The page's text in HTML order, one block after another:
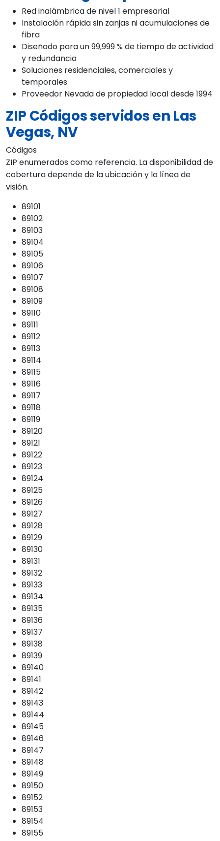
Red inalámbrica de nivel 1 empresarial
Instalación rápida sin zanjas ni acumulaciones de
fibra
Diseñado para un 99,999 % de tiempo de actividad
y redundancia
Soluciones residenciales, comerciales y
temporales
Proveedor Nevada de propiedad local desde 1994
ZIP Códigos servidos en Las
Vegas, NV
Códigos
ZIP enumerados como referencia. La disponibilidad de
cobertura depende de la ubicación y la línea de
visión.
89101
89102
89103
89104
89105
89106
89107
89108
89109
89110
89111
89112
89113
89114
89115
89116
89117
89118
89119
89120
89121
89122
89123
89124
89125
89126
89127
89128
89129
89130
89131
89132
89133
89134
89135
89136
89137
89138
89139
89140
89141
89142
89143
89144
89145
89146
89147
89148
89149
89150
89152
89153
89154
89155